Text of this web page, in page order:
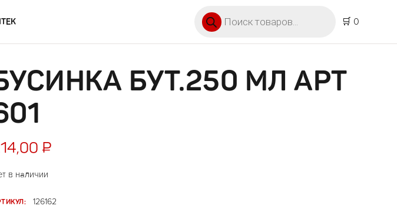
🛒 0
БУТ.250 МЛ АРТ
₽
в наличии
126162